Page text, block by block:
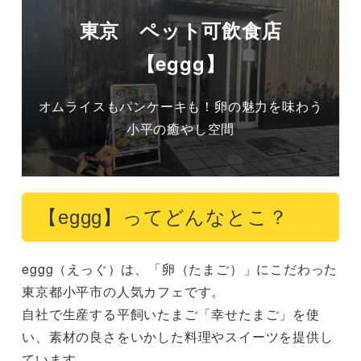
東京 ペット可飲食店
【eggg】
オムライスもパンケーキも！卵の魅力を味わう
小平の癒やし空間
【eggg】ってどんなとこ？
eggg（えっぐ）は、「卵（たまご）」にこだわった
東京都小平市の人気カフェです。
自社で生産する平飼いたまご「幸せたまご」を使
い、素材の良さをいかした料理やスイーツを提供し